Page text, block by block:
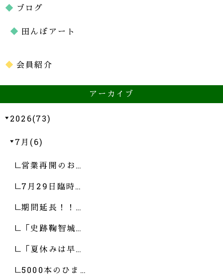
ブログ
田んぼアート
会員紹介
アーカイブ
2026(73)
7月(6)
営業再開のお…
7月29日臨時…
期間延長！！…
「史跡鞠智城…
「夏休みは早…
5000本のひま…